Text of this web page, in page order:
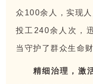
众100余人，实现
投工240余人次，
当守护了群众生命财
精细治理，激